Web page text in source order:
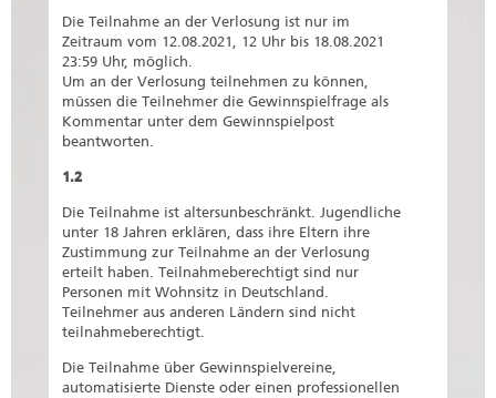
Die Teilnahme an der Verlosung ist nur im
Zeitraum vom 12.08.2021, 12 Uhr bis 18.08.2021
23:59 Uhr, möglich.
Um an der Verlosung teilnehmen zu können,
müssen die Teilnehmer die Gewinnspielfrage als
Kommentar unter dem Gewinnspielpost
beantworten.
1.2
Die Teilnahme ist altersunbeschränkt. Jugendliche
unter 18 Jahren erklären, dass ihre Eltern ihre
Zustimmung zur Teilnahme an der Verlosung
erteilt haben. Teilnahmeberechtigt sind nur
Personen mit Wohnsitz in Deutschland.
Teilnehmer aus anderen Ländern sind nicht
teilnahmeberechtigt.
Die Teilnahme über Gewinnspielvereine,
automatisierte Dienste oder einen professionellen